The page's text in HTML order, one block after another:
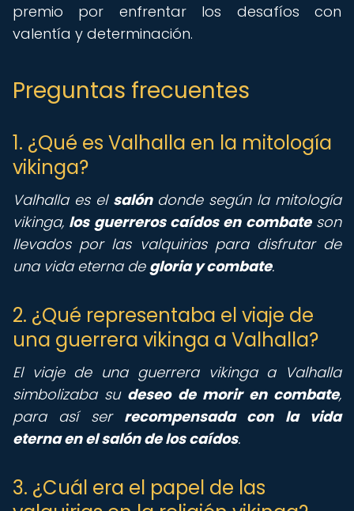
premio por enfrentar los desafíos con
valentía y determinación.
Preguntas frecuentes
1. ¿Qué es Valhalla en la mitología
vikinga?
Valhalla es el salóndonde según la mitología
vikinga, los guerreros caídos en combateson
llevados por las valquirias para disfrutar de
una vida eterna de gloria y combate.
2. ¿Qué representaba el viaje de
una guerrera vikinga a Valhalla?
El viaje de una guerrera vikinga a Valhalla
simbolizaba su deseo de morir en combate,
para así ser recompensada con la vida
eterna en el salón de los caídos.
3. ¿Cuál era el papel de las